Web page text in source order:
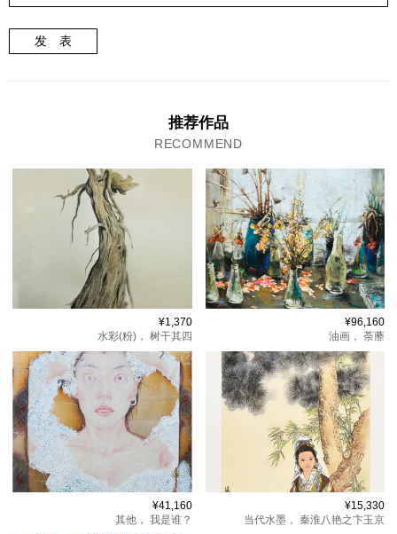
发 表
推荐作品
RECOMMEND
¥1,370
水彩(粉)， 树干其四
¥96,160
油画， 荼蘼
¥41,160
其他， 我是谁？
¥15,330
当代水墨， 秦淮八艳之卞玉京